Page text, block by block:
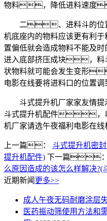
物料，降低进料速度
二、进料斗的位
机底座内的物料应该更有利
置偏低就会造成物料不能及
进入底部挤压成块，料
状物料就可能会发生变形
电影在线要将进料口的位置
斗式提升机厂家家友情提
斗式提升机配件，
机厂家请选午夜福利电影在
上一篇： 斗式提升机密
提升机配件) 下一篇：
么原因造成的该怎么样解决?(
近期新闻 更多>>
成人午夜无码耐磨涂层
医药振动筛使用方法和